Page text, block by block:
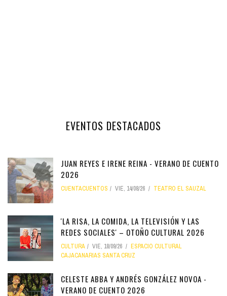
EVENTOS DESTACADOS
JUAN REYES E IRENE REINA - VERANO DE CUENTO
2026
CUENTACUENTOS VIE, 14/08/26 TEATRO EL SAUZAL
'LA RISA, LA COMIDA, LA TELEVISIÓN Y LAS
REDES SOCIALES' – OTOÑO CULTURAL 2026
CULTURA VIE, 18/09/26
ESPACIO CULTURAL
CAJACANARIAS SANTA CRUZ
CELESTE ABBA Y ANDRÉS GONZÁLEZ NOVOA -
VERANO DE CUENTO 2026